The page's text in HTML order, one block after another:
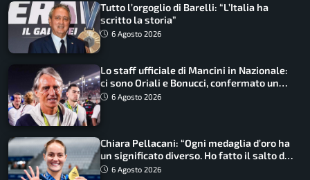
Tutto l’orgoglio di Barelli: “L’Italia ha
scritto la storia”
6 Agosto 2026
Lo staff ufficiale di Mancini in Nazionale:
ci sono Oriali e Bonucci, confermato un
ritorno
6 Agosto 2026
Chiara Pellacani: “Ogni medaglia d’oro ha
un significato diverso. Ho fatto il salto di
qualità”
6 Agosto 2026